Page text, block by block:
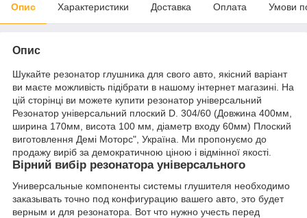
Опис Характеристики Доставка Оплата Умови
Опис
Шукайте резонатор глушника для свого авто, якісний варіант
ви маєте можливість підібрати в нашому інтернет магазині. На
цій сторінці ви можете купити резонатор універсальний
Резонатор універсальний плоский D. 304/60 (Довжина 400мм,
ширина 170мм, висота 100 мм, діаметр входу 60мм) Плоский
виготовлення Демі Моторс", Україна. Ми пропонуємо до
продажу виріб за демократичною ціною і відмінної якості.
Вірний вибір резонатора універсального
Универсальные компоненты системы глушителя необходимо
заказывать точно под конфигурацию вашего авто, это будет
верным и для резонатора. Вот что нужно учесть перед